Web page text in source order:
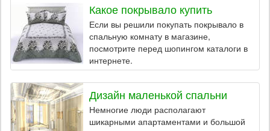
Какое покрывало купить
Если вы решили покупать покрывало в
спальную комнату в магазине,
посмотрите перед шопингом каталоги в
интернете.
Дизайн маленькой спальни
Немногие люди располагают
шикарными апартаментами и большой